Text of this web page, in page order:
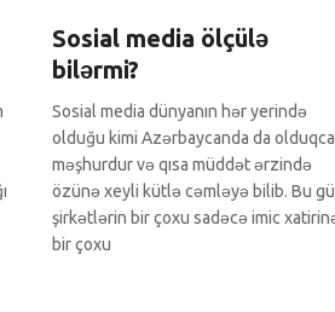
Sosial media ölçülə
bilərmi?
Sosial media dünyanın hər yerində
olduğu kimi Azərbaycanda da olduqca
məşhurdur və qısa müddət ərzində
özünə xeyli kütlə cəmləyə bilib. Bu
şirkətlərin bir çoxu sadəcə imic
bir çoxu